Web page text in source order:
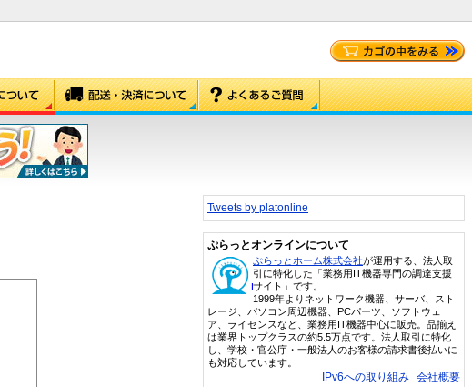
Tweets by platonline
ぷらっとオンラインについて
ぷらっとホーム株式会社が運用する、法人取
引に特化した「業務用IT機器専門の調達支援
サイト」です。
1999年よりネットワーク機器、サーバ、スト
レージ、パソコン周辺機器、PCパーツ、ソフトウェ
ア、ライセンスなど、業務用IT機器中心に販売。品揃え
は業界トップクラスの約5.5万点です。法人取引に特化
し、学校・官公庁・一般法人のお客様の請求書後払いに
も対応しています。
IPv6への取り組み 会社概要